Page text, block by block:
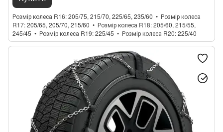
Розмір колеса R16 205/75, 215/70, 225/65, 235/60
Розмір колеса
R17 205/65, 205/70, 215/60 Розмір колеса R18 205/60, 215/55,
245/45
Розмір колеса R19 225/45 Розмір колеса R20 225/40